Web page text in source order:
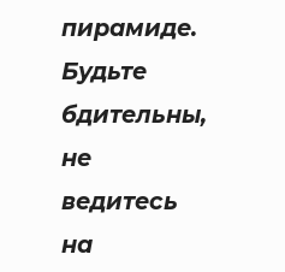
пирамиде.
Будьте
бдительны,
не
ведитесь
на